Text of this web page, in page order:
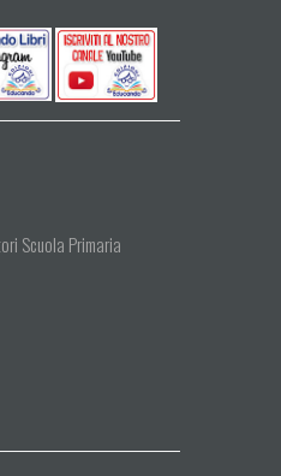
Scuola Primaria